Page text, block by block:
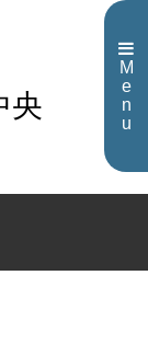
M
e
n
u
央